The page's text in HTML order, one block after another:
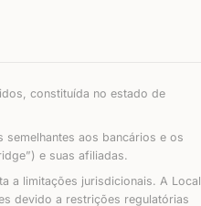
constituída no estado de
aos bancários e os
e suas afiliadas.
a limitações jurisdicionais. A Local
devido a restrições regulatórias